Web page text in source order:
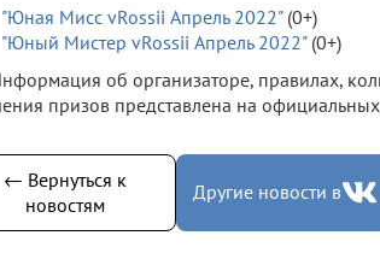
"Юная Мисс vRossii Апрель 2022"(0+)
"Юный Мистер vRossii Апрель 2022"(0+)
об организаторе, правилах,
призов представлена на
← Вернуться к
новостям
Другие новости в